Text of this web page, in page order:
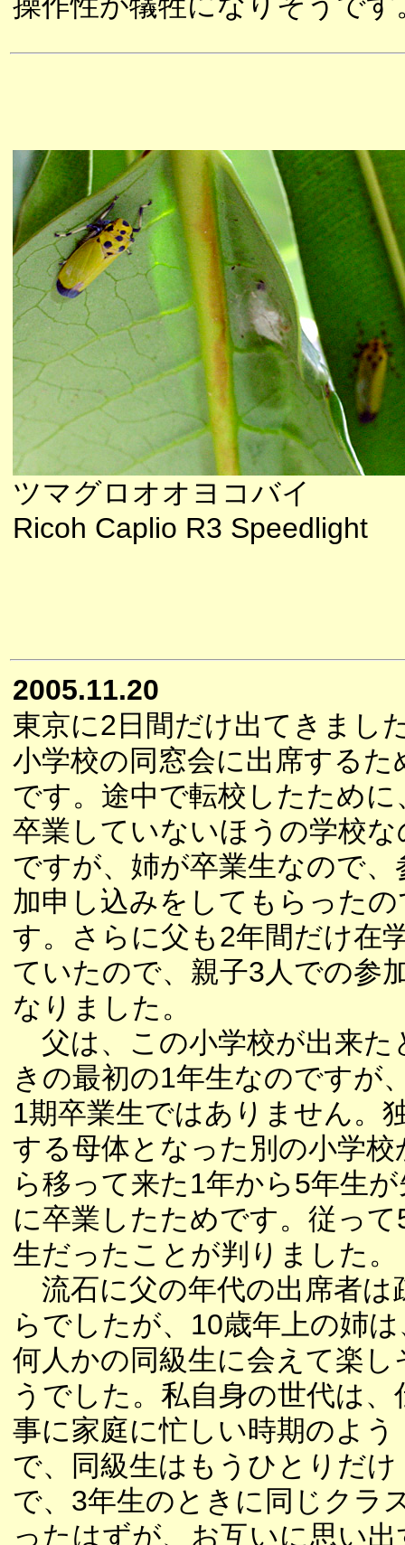
ツマグロオオヨコバイ
Ricoh Caplio R3 Speedlight
2005.11.20
東京に2日間だけ出てきまし
小学校の同窓会に出席するた
です。途中で転校したために
卒業していないほうの学校な
ですが、姉が卒業生なので、
加申し込みをしてもらったの
す。さらに父も2年間だけ在
ていたので、親子3人での参
なりました。
父は、この小学校が出来た
きの最初の1年生なのですが
1期卒業生ではありません。
する母体となった別の小学校
ら移って来た1年から5年生が
に卒業したためです。従って
生だったことが判りました。
流石に父の年代の出席者は
らでしたが、10歳年上の姉は
何人かの同級生に会えて楽し
うでした。私自身の世代は、
事に家庭に忙しい時期のよう
で、同級生はもうひとりだけ
で、3年生のときに同じクラ
ったはずが、お互いに思い出